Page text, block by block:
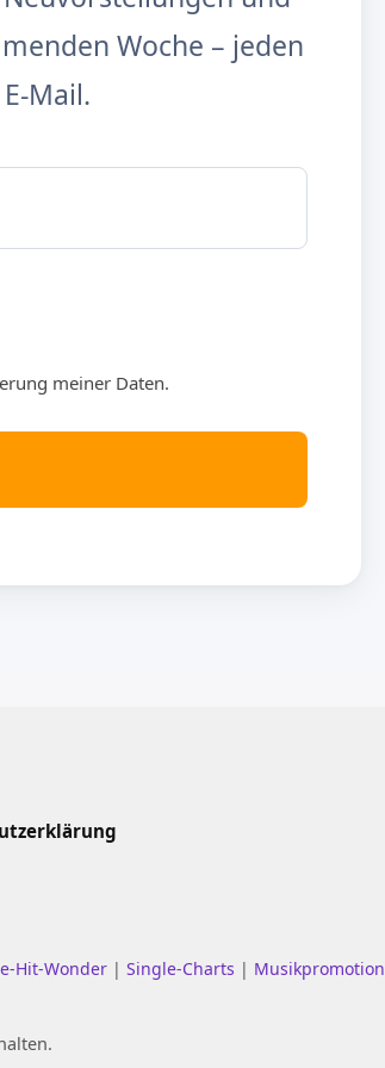
Woche – jeden
Mail.
meiner Daten.
Hit-Wonder | Single-Charts | Musikpromotion